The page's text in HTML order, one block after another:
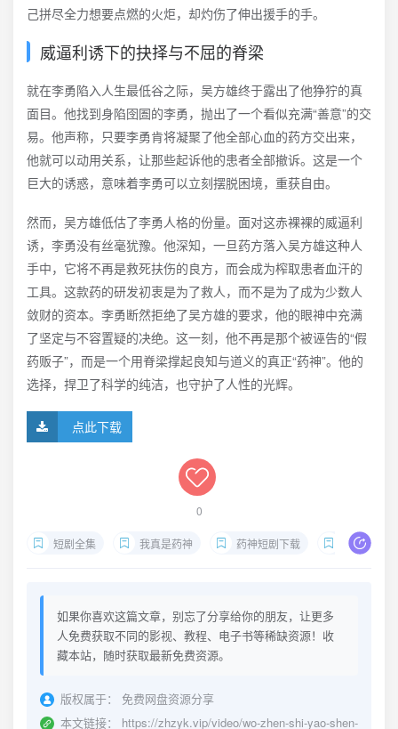
己拼尽全力想要点燃的火炬，却灼伤了伸出援手的手。
威逼利诱下的抉择与不屈的脊梁
就在李勇陷入人生最低谷之际，吴方雄终于露出了他狰狞的真
面目。他找到身陷囹圄的李勇，抛出了一个看似充满“善意”的交
易。他声称，只要李勇肯将凝聚了他全部心血的药方交出来，
他就可以动用关系，让那些起诉他的患者全部撤诉。这是一个
巨大的诱惑，意味着李勇可以立刻摆脱困境，重获自由。
然而，吴方雄低估了李勇人格的份量。面对这赤裸裸的威逼利
诱，李勇没有丝毫犹豫。他深知，一旦药方落入吴方雄这种人
手中，它将不再是救死扶伤的良方，而会成为榨取患者血汗的
工具。这款药的研发初衷是为了救人，而不是为了成为少数人
敛财的资本。李勇断然拒绝了吴方雄的要求，他的眼神中充满
了坚定与不容置疑的决绝。这一刻，他不再是那个被诬告的“假
药贩子”，而是一个用脊梁撑起良知与道义的真正“药神”。他的
选择，捍卫了科学的纯洁，也守护了人性的光辉。
点此下载
0
短剧全集 我真是药神 药神短剧下载 李勇吴方雄
如果你喜欢这篇文章，别忘了分享给你的朋友，让更多
人免费获取不同的影视、教程、电子书等稀缺资源！收
藏本站，随时获取最新免费资源。
版权属于：
免费网盘资源分享
本文链接：
https://zhzyk.vip/video/wo-zhen-shi-yao-shen-